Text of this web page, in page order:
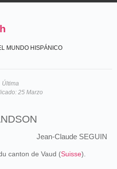
MUNDO HISPÁNICO
Última
25 Marzo
Jean-Claude SEGUIN
canton de Vaud (Suisse).